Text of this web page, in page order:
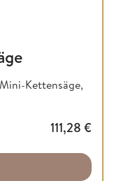
Kettensäge,
111,28 €